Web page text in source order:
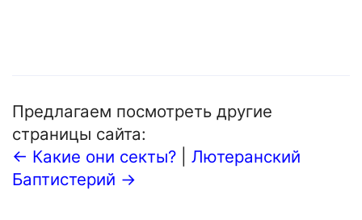
Предлагаем посмотреть другие
страницы сайта:
← Какие они секты?
Лютеранский
Баптистерий →